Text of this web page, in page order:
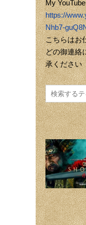
My
https://
Nhb7-
こちらはお
どの御連絡
承ください